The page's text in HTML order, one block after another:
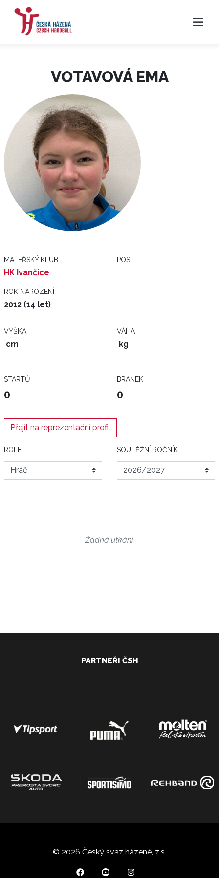
VOTAVOVÁ EMA
MATEŘSKÝ KLUB
HK Ivančice
POST
ROK NAROZENÍ
2012 (14 let)
VÝŠKA
cm
VÁHA
kg
STARTŮ
0
BRANEK
0
Přejít na reprezentační profil
ROLE SOUTĚŽNÍ ROČNÍK
Žádná utkání.
PARTNEŘI ČSH
© 2026 Český svaz házené, z.s.